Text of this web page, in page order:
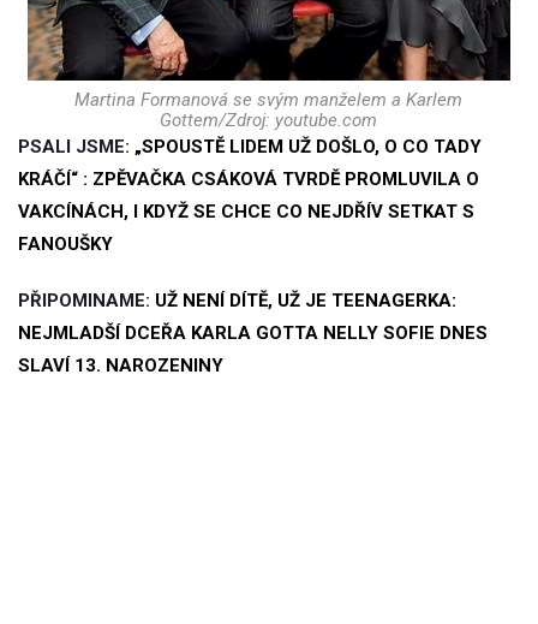
Martina Formanová se svým manželem a Karlem
Gottem/Zdroj: youtube.com
PSALI JSME: „SPOUSTĚ LIDEM UŽ DOŠLO, O CO TADY
KRÁČÍ“ : ZPĚVAČKA CSÁKOVÁ TVRDĚ PROMLUVILA O
VAKCÍNÁCH, I KDYŽ SE CHCE CO NEJDŘÍV SETKAT S
FANOUŠKY
PŘIPOMINAME: UŽ NENÍ DÍTĚ, UŽ JE TEENAGERKA:
NEJMLADŠÍ DCEŘA KARLA GOTTA NELLY SOFIE DNES
SLAVÍ 13. NAROZENINY